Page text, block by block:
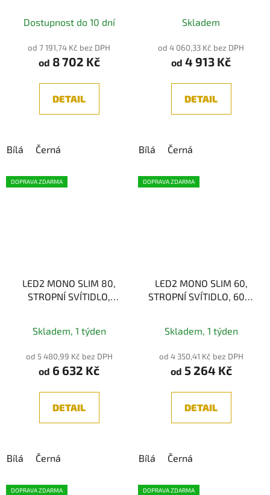
Dostupnost do 10 dní
od 7 191,74 Kč bez DPH
od 8 702 Kč
DETAIL
Bílá Černá
hodnocení
produktu
je
z
Skladem
od 4 060,33 Kč bez DPH
od 4 913 Kč
DETAIL
Bílá Černá
DOPRAVA ZDARMA
LED2 MONO SLIM 80,
STROPNÍ SVÍTIDLO,
Skladem, 1 týden
od 5 480,99 Kč bez DPH
od 6 632 Kč
DETAIL
Bílá Černá
DOPRAVA ZDARMA
LED2 MONO SLIM 60,
STROPNÍ SVÍTIDLO, 60W
hodnocení
produktu
je
z
Skladem, 1 týden
od 4 350,41 Kč bez DPH
od 5 264 Kč
DETAIL
Bílá Černá
DOPRAVA ZDARMA DOPRAVA ZDARMA